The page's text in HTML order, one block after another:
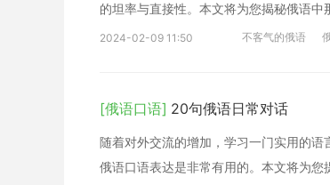
的坦率与直接性。本文将为您揭秘俄语
2024-02-09 11:50 不客气的俄语
[俄语口语] 20句俄语日常对话
随着对外交流的增加，学习一门实用的
俄语口语表达是非常有用的。本文将为